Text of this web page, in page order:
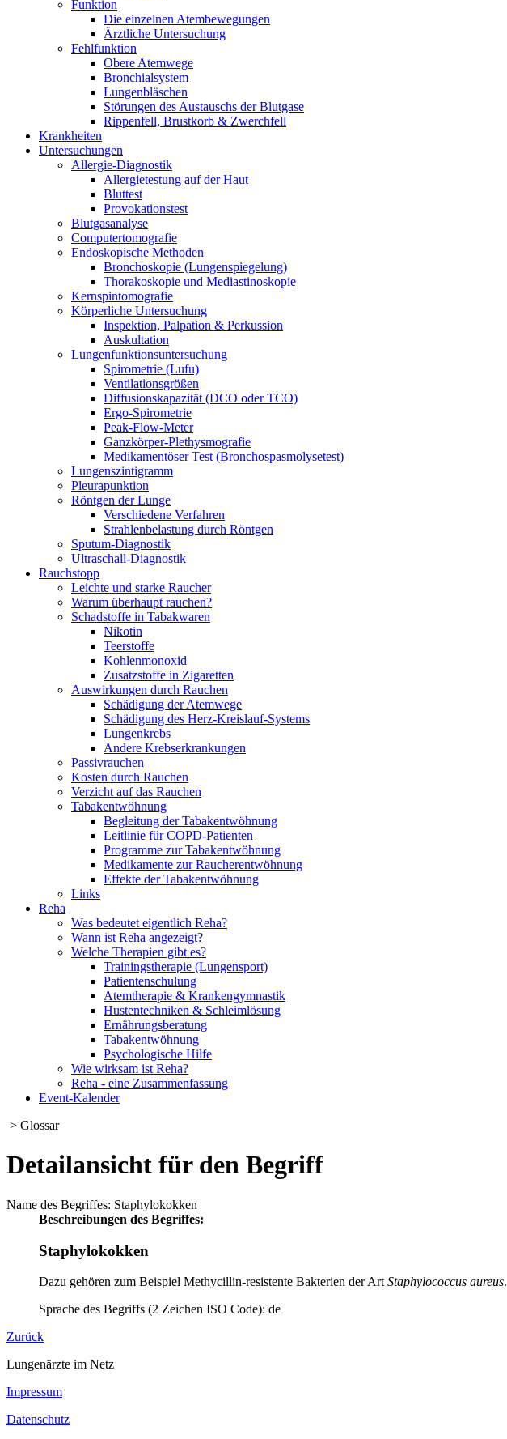
Funktion
Die einzelnen Atembewegungen
Ärztliche Untersuchung
Fehlfunktion
Obere Atemwege
Bronchialsystem
Lungenbläschen
Störungen des Austauschs der Blutgase
Rippenfell, Brustkorb & Zwerchfell
Krankheiten
Untersuchungen
Allergie-Diagnostik
Allergietestung auf der Haut
Bluttest
Provokationstest
Blutgasanalyse
Computertomografie
Endoskopische Methoden
Bronchoskopie (Lungenspiegelung)
Thorakoskopie und Mediastinoskopie
Kernspintomografie
Körperliche Untersuchung
Inspektion, Palpation & Perkussion
Auskultation
Lungenfunktionsuntersuchung
Spirometrie (Lufu)
Ventilationsgrößen
Diffusionskapazität (DCO oder TCO)
Ergo-Spirometrie
Peak-Flow-Meter
Ganzkörper-Plethysmografie
Medikamentöser Test (Bronchospasmolysetest)
Lungenszintigramm
Pleurapunktion
Röntgen der Lunge
Verschiedene Verfahren
Strahlenbelastung durch Röntgen
Sputum-Diagnostik
Ultraschall-Diagnostik
Rauchstopp
Leichte und starke Raucher
Warum überhaupt rauchen?
Schadstoffe in Tabakwaren
Nikotin
Teerstoffe
Kohlenmonoxid
Zusatzstoffe in Zigaretten
Auswirkungen durch Rauchen
Schädigung der Atemwege
Schädigung des Herz-Kreislauf-Systems
Lungenkrebs
Andere Krebserkrankungen
Passivrauchen
Kosten durch Rauchen
Verzicht auf das Rauchen
Tabakentwöhnung
Begleitung der Tabakentwöhnung
Leitlinie für COPD-Patienten
Programme zur Tabakentwöhnung
Medikamente zur Raucherentwöhnung
Effekte der Tabakentwöhnung
Links
Reha
Was bedeutet eigentlich Reha?
Wann ist Reha angezeigt?
Welche Therapien gibt es?
Trainingstherapie (Lungensport)
Patientenschulung
Atemtherapie & Krankengymnastik
Hustentechniken & Schleimlösung
Ernährungsberatung
Tabakentwöhnung
Psychologische Hilfe
Wie wirksam ist Reha?
Reha - eine Zusammenfassung
Event-Kalender
> Glossar
Detailansicht für den Begriff
Name des Begriffes: Staphylokokken
Beschreibungen des Begriffes:
Staphylokokken
Dazu gehören zum Beispiel Methycillin-resistente Bakterien der Art Staphylococcus aureus.
Sprache des Begriffs (2 Zeichen ISO Code): de
Zurück
Lungenärzte im Netz
Impressum
Datenschutz